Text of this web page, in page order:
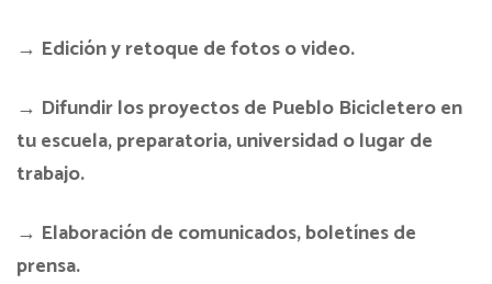
→ Edición y retoque de fotos o video.
→ Difundir los proyectos de Pueblo Bicicletero en
tu escuela, preparatoria, universidad o lugar de
trabajo.
→ Elaboración de comunicados, boletínes de
prensa.